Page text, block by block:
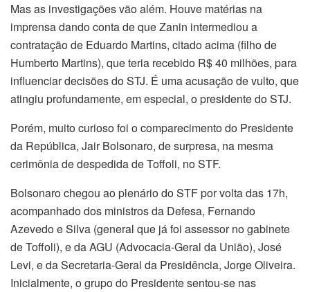
Mas as investigações vão além. Houve matérias na
imprensa dando conta de que Zanin intermediou a
contratação de Eduardo Martins, citado acima (filho de
Humberto Martins), que teria recebido R$ 40 milhões, para
influenciar decisões do STJ. É uma acusação de vulto, que
atingiu profundamente, em especial, o presidente do STJ.
Porém, muito curioso foi o comparecimento do Presidente
da República, Jair Bolsonaro, de surpresa, na mesma
cerimônia de despedida de Toffoli, no STF.
Bolsonaro chegou ao plenário do STF por volta das 17h,
acompanhado dos ministros da Defesa, Fernando
Azevedo e Silva (general que já foi assessor no gabinete
de Toffoli), e da AGU (Advocacia-Geral da União), José
Levi, e da Secretaria-Geral da Presidência, Jorge Oliveira.
Inicialmente, o grupo do Presidente sentou-se nas